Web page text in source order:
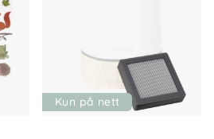
Kun på nett